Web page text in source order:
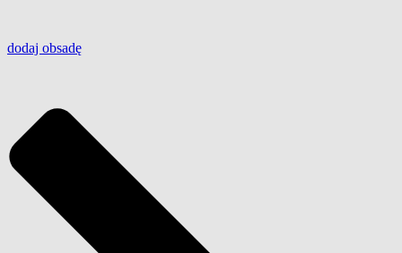
dodaj obsadę